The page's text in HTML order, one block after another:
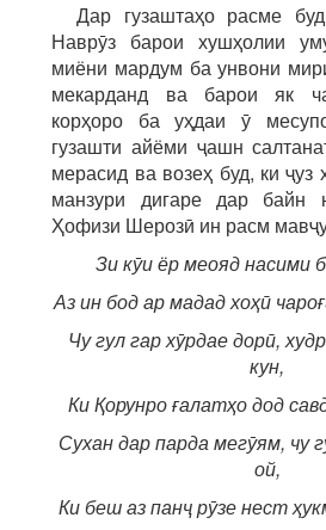
Дар гузаштаҳо расме
Наврӯз барои хушҳолии
миёни мардум ба унвони
мекарданд ва барои як
корҳоро ба уҳдаи ӯ
гузашти айёми ҷашн
мерасид ва возеҳ буд, ки
манзури дигаре дар байн
Ҳофизи Шерозӣ ин расм
Зи кӯи ёр меояд насими
Аз ин бод ар мадад хоҳӣ
Чу гул гар хӯрдае дорӣ,
кун,
Ки Қорунро ғалатҳо дод
Сухан дар парда мегӯям, чу
ой,
Ки беш аз панҷ рӯзе нест